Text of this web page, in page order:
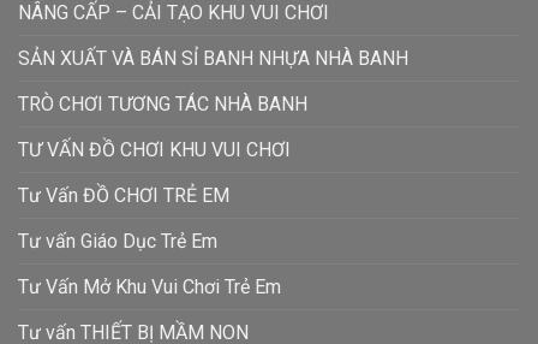
NÂNG CẤP – CẢI TẠO KHU VUI CHƠI
SẢN XUẤT VÀ BÁN SỈ BANH NHỰA NHÀ BANH
TRÒ CHƠI TƯƠNG TÁC NHÀ BANH
TƯ VẤN ĐỒ CHƠI KHU VUI CHƠI
Tư Vấn ĐỒ CHƠI TRẺ EM
Tư vấn Giáo Dục Trẻ Em
Tư Vấn Mở Khu Vui Chơi Trẻ Em
Tư vấn THIẾT BỊ MẦM NON